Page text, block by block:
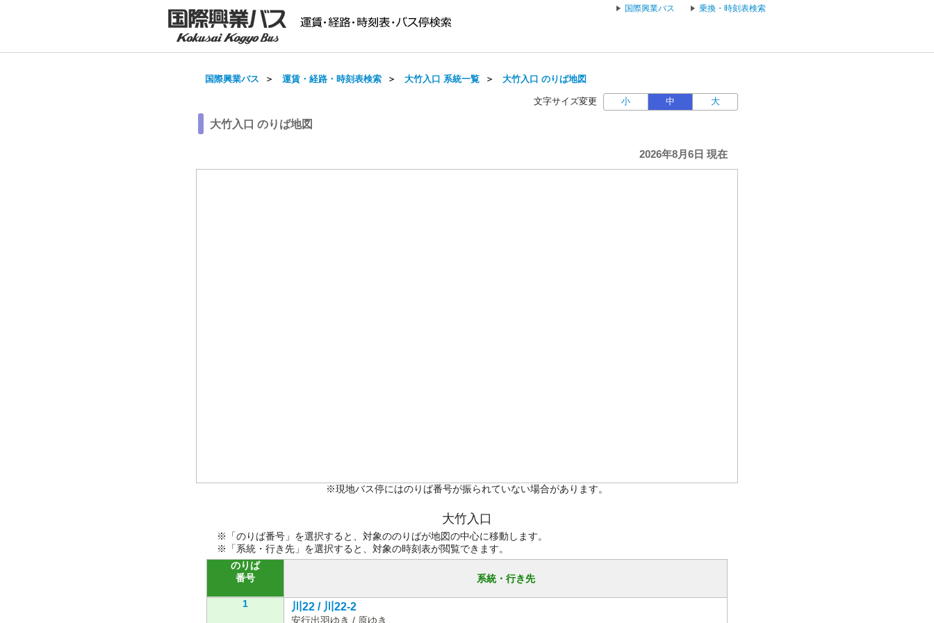
国際興業バス 乗換・時刻表検索
国際興業バス ＞ 運賃・経路・時刻表検索 ＞ 大竹入口 系統一覧 ＞ 大竹入口 のりば地図
文字サイズ変更 小 中 大
大竹入口 のりば地図
2026年8月6日 現在
※現地バス停にはのりば番号が振られていない場合があります。
大竹入口
※「のりば番号」を選択すると、対象ののりばが地図の中心に移動します。
※「系統・行き先」を選択すると、対象の時刻表が閲覧できます。
のりば
番号
系統・行き先
1 川22 / 川22-2
安行出羽ゆき / 原ゆき